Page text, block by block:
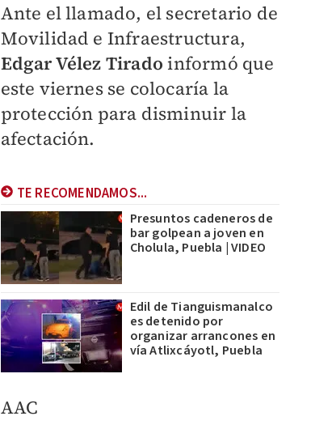
Ante el llamado, el secretario de
Movilidad e Infraestructura,
Edgar Vélez Tiradoinformó que
este viernes se colocaría la
protección para disminuir la
afectación.
TE RECOMENDAMOS...
Presuntos cadeneros de
bar golpean a joven en
Cholula, Puebla | VIDEO
Edil de Tianguismanalco
es detenido por
organizar arrancones en
vía Atlixcáyotl, Puebla
AAC